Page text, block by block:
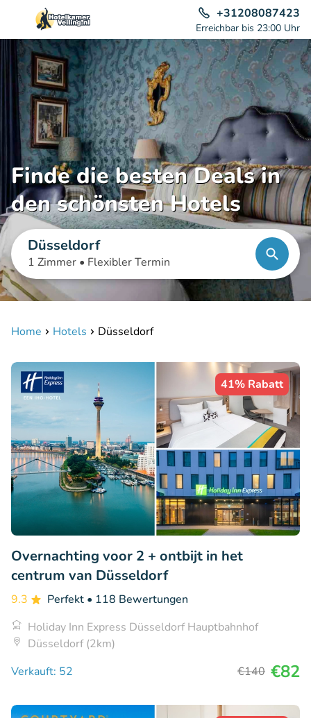
+31208087423
Erreichbar bis 23:00 Uhr
Finde die besten Deals in
den schönsten Hotels
Düsseldorf
1 Zimmer • Flexibler Termin
Home Hotels Düsseldorf
41% Rabatt
Overnachting voor 2 + ontbijt in het
centrum van Düsseldorf
9.3 Perfekt • 118 Bewertungen
Holiday Inn Express Düsseldorf Hauptbahnhof
Düsseldorf (2km)
Verkauft: 52
€140 €82